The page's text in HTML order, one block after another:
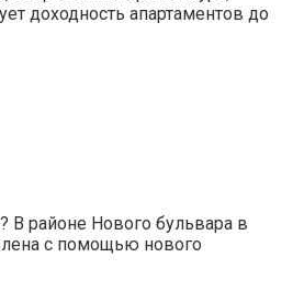
доходность апартаментов до
В районе Нового бульвара в
с помощью нового